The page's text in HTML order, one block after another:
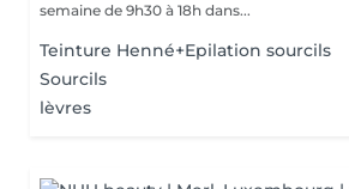
semaine de 9h30 à 18h dans...
Teinture Henné+Epilation sourcils
Sourcils
lèvres